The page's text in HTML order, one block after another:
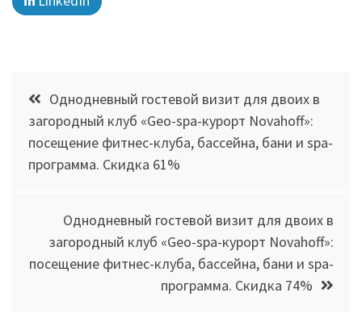
Навигация
по
записям
Однодневный гостевой визит для двоих в
загородный клуб «Geo-spa-курорт Novahoff»:
посещение фитнес-клуба, бассейна, бани и spa-
программа. Скидка 61%
Однодневный гостевой визит для двоих в
загородный клуб «Geo-spa-курорт Novahoff»:
посещение фитнес-клуба, бассейна, бани и spa-
программа. Скидка 74%